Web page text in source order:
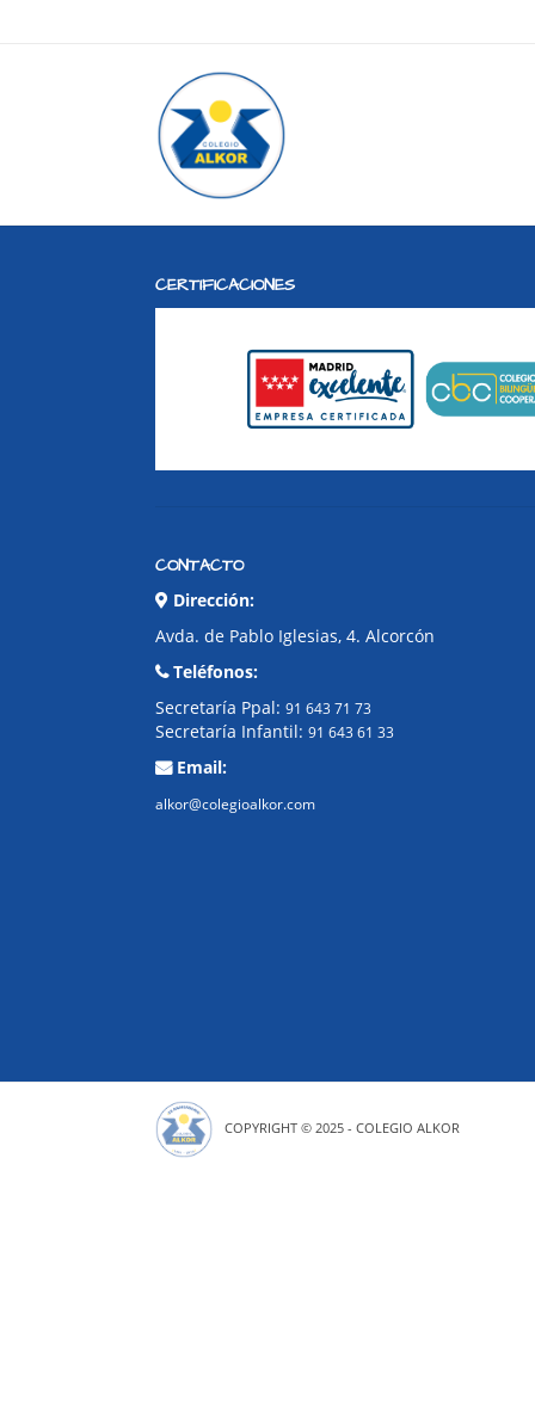
CERTIFICACIONES
CONTACTO
Dirección:
Avda. de Pablo Iglesias, 4. Alcorcón
Teléfonos:
Secretaría Ppal: 91 643 71 73
Secretaría Infantil: 91 643 61 33
Email:
alkor@colegioalkor.com
COPYRIGHT © 2025 - COLEGIO ALKOR